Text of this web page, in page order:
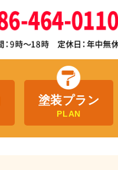
塗装プラン
PLAN